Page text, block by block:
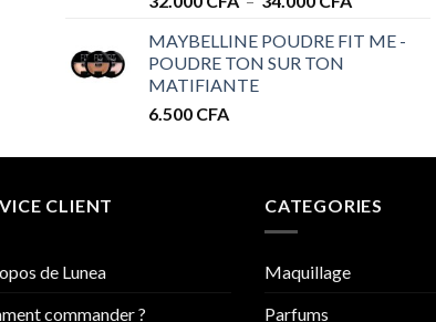
prix :
MAYBELLINE POUDRE FIT ME -
POUDRE TON SUR TON
MATIFIANTE
6.500 CFA
CLIENT
de Lunea
commander ?
CATEGORIES
Maquillage
Parfums